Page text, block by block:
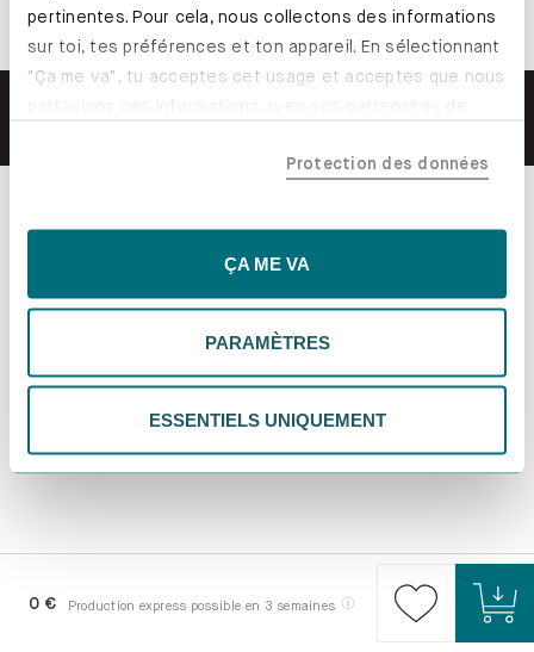
pertinentes. Pour cela, nous collectons des informations
sur toi, tes préférences et ton appareil. En sélectionnant
"Ça me va", tu acceptes cet usage et acceptes que nous
tes données pourraient être traitées en dehors de l'UE,
essentiels, ce qui pourrait limiter les contenus
tes préférences. Tu peux modifier tes choix à tout
moment. Pour plus d'informations, consulte notre
politique de confidentialité.
Protection des données
ÇA ME VA
PARAMÈTRES
ESSENTIELS UNIQUEMENT
0 € Production express possible en 3 semaines